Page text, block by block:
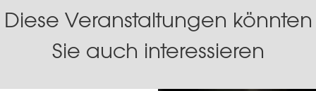
Diese Veranstaltungen könnten
Sie auch interessieren